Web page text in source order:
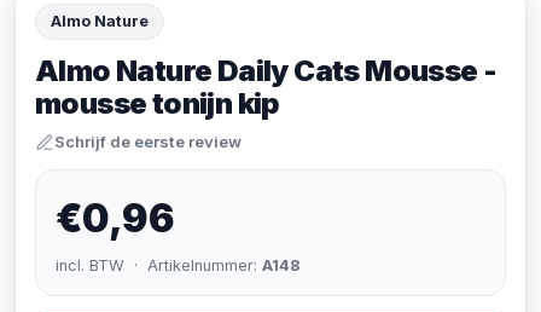
Almo Nature
Almo Nature Daily Cats Mousse -
mousse tonijn kip
Schrijf de eerste review
€0,96
incl. BTW · Artikelnummer: A148